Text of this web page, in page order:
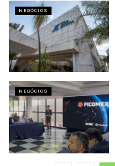
NEGÓCIOS
NEGÓCIOS